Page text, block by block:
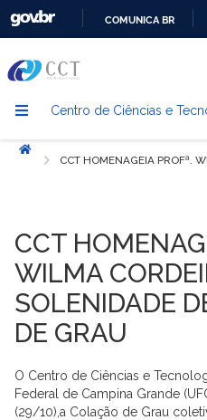
COMUNICA BR
Centro de Ciências e
Início
CCT HOMENAGEIA PROFª.
CCT
WILMA
SOLENIDADE
DE GRAU
O Centro de Ciências e
Federal de Campina Grande
(29/10),a Colação de Grau